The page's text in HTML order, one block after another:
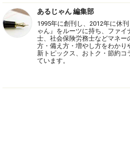
あるじゃん 編集部
1995年に創刊し、2012年に休
ゃん』をルーツに持ち、ファ
士、社会保険労務士などマネ
方・備え方・増やし方をわか
新トピックス、おトク・節約
ています。